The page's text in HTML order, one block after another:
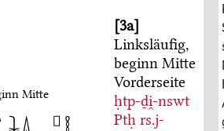
Mitte
3a
Linksläufig,
beginn Mitte
Vorderseite
ḥtp-ḏi̯-nswt
Ptḥ rs.j-